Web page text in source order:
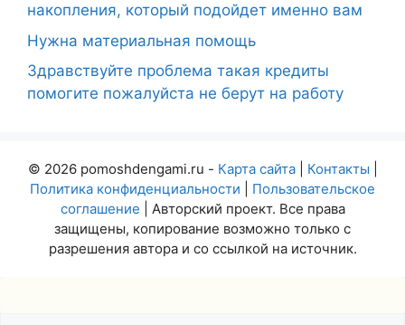
накопления, который подойдет именно вам
Нужна материальная помощь
Здравствуйте проблема такая кредиты
помогите пожалуйста не берут на работу
© 2026 pomoshdengami.ru - Карта сайта| Контакты
Политика конфиденциальности
Пользовательское
соглашение | Авторский проект. Все права
защищены, копирование возможно только с
разрешения автора и со ссылкой на источник.